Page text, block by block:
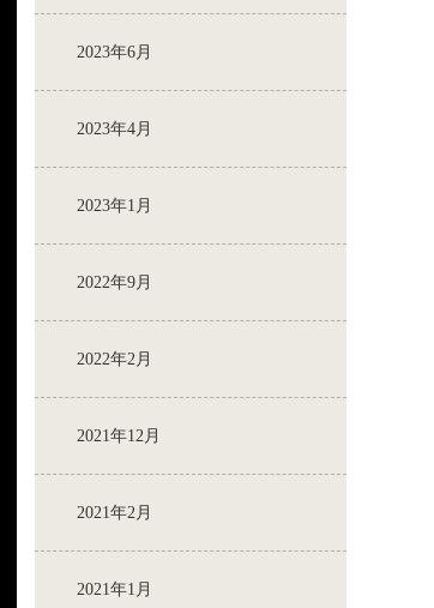
2023年6月
2023年4月
2023年1月
2022年9月
2022年2月
2021年12月
2021年2月
2021年1月